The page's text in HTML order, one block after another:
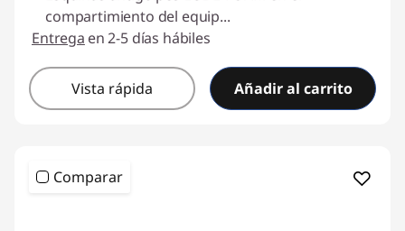
compartimiento del equip...
Entrega en 2-5 días hábiles
Vista rápida Añadir al carrito
Comparar